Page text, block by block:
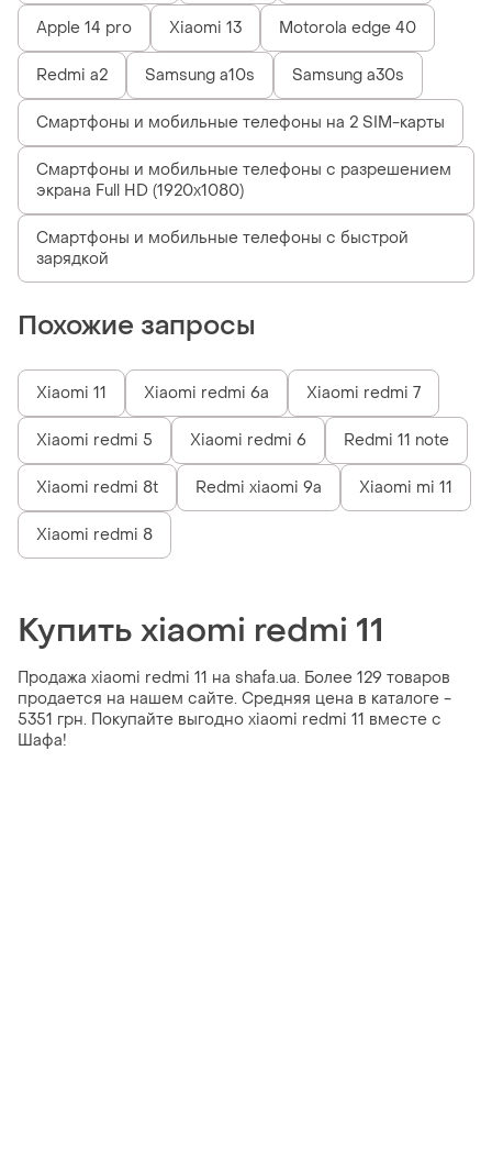
Apple 14 pro Xiaomi 13 Motorola edge 40
Redmi a2 Samsung a10s Samsung a30s
Смартфоны и мобильные телефоны на 2 SIM-карты
Смартфоны и мобильные телефоны с разрешением
экрана Full HD (1920x1080)
Смартфоны и мобильные телефоны с быстрой
зарядкой
Похожие запросы
Xiaomi 11 Xiaomi redmi 6a Xiaomi redmi 7
Xiaomi redmi 5 Xiaomi redmi 6 Redmi 11 note
Xiaomi redmi 8t Redmi xiaomi 9a Xiaomi mi 11
Xiaomi redmi 8
Купить xiaomi redmi 11
Продажа xiaomi redmi 11 на shafa.ua. Более 129 товаров
продается на нашем сайте. Средняя цена в каталоге -
5351 грн. Покупайте выгодно xiaomi redmi 11 вместе с
Шафа!